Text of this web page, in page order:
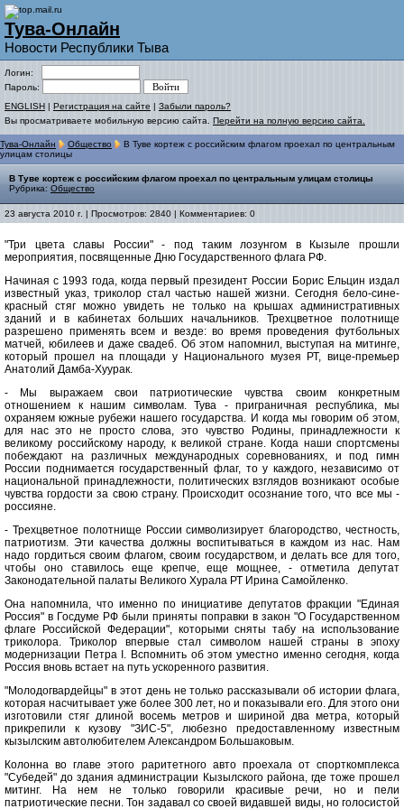
Тува-Онлайн
Новости Республики Тыва
Логин:
Пароль:
ENGLISH | Регистрация на сайте | Забыли пароль?
Вы просматриваете мобильную версию сайта. Перейти на полную версию сайта.
Тува-Онлайн Общество
В Туве кортеж с российским флагом проехал по центральным
улицам столицы
В Туве кортеж с российским флагом проехал по центральным улицам столицы
Рубрика: Общество
23 августа 2010 г. | Просмотров: 2840 | Комментариев: 0
"Три цвета славы России" - под таким лозунгом в Кызыле прошли
мероприятия, посвященные Дню Государственного флага РФ.
Начиная с 1993 года, когда первый президент России Борис Ельцин издал
известный указ, триколор стал частью нашей жизни. Сегодня бело-сине-
красный стяг можно увидеть не только на крышах административных
зданий и в кабинетах больших начальников. Трехцветное полотнище
разрешено применять всем и везде: во время проведения футбольных
матчей, юбилеев и даже свадеб. Об этом напомнил, выступая на митинге,
который прошел на площади у Национального музея РТ, вице-премьер
Анатолий Дамба-Хуурак.
- Мы выражаем свои патриотические чувства своим конкретным
отношением к нашим символам. Тува - приграничная республика, мы
охраняем южные рубежи нашего государства. И когда мы говорим об этом,
для нас это не просто слова, это чувство Родины, принадлежности к
великому российскому народу, к великой стране. Когда наши спортсмены
побеждают на различных международных соревнованиях, и под гимн
России поднимается государственный флаг, то у каждого, независимо от
национальной принадлежности, политических взглядов возникают особые
чувства гордости за свою страну. Происходит осознание того, что все мы -
россияне.
- Трехцветное полотнище России символизирует благородство, честность,
патриотизм. Эти качества должны воспитываться в каждом из нас. Нам
надо гордиться своим флагом, своим государством, и делать все для того,
чтобы оно ставилось еще крепче, еще мощнее, - отметила депутат
Законодательной палаты Великого Хурала РТ Ирина Самойленко.
Она напомнила, что именно по инициативе депутатов фракции "Единая
Россия" в Госдуме РФ были приняты поправки в закон "О Государственном
флаге Российской Федерации", которыми сняты табу на использование
триколора. Триколор впервые стал символом нашей страны в эпоху
модернизации Петра I. Вспомнить об этом уместно именно сегодня, когда
Россия вновь встает на путь ускоренного развития.
"Молодогвардейцы" в этот день не только рассказывали об истории флага,
которая насчитывает уже более 300 лет, но и показывали его. Для этого они
изготовили стяг длиной восемь метров и шириной два метра, который
прикрепили к кузову "ЗИС-5", любезно предоставленному известным
кызылским автолюбителем Александром Большаковым.
Колонна во главе этого раритетного авто проехала от спорткомплекса
"Субедей" до здания администрации Кызылского района, где тоже прошел
митинг. На нем не только говорили красивые речи, но и пели
патриотические песни. Тон задавал со своей видавшей виды, но голосистой